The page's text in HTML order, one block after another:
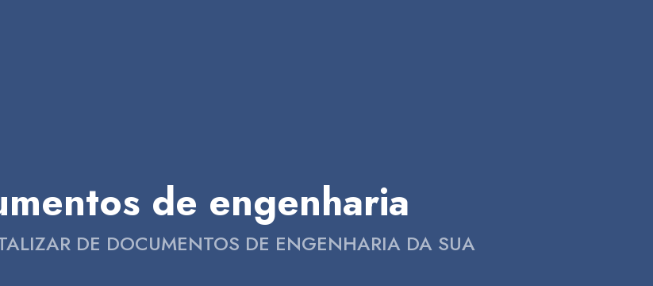
de engenharia
DE DOCUMENTOS DE ENGENHARIA DA SUA